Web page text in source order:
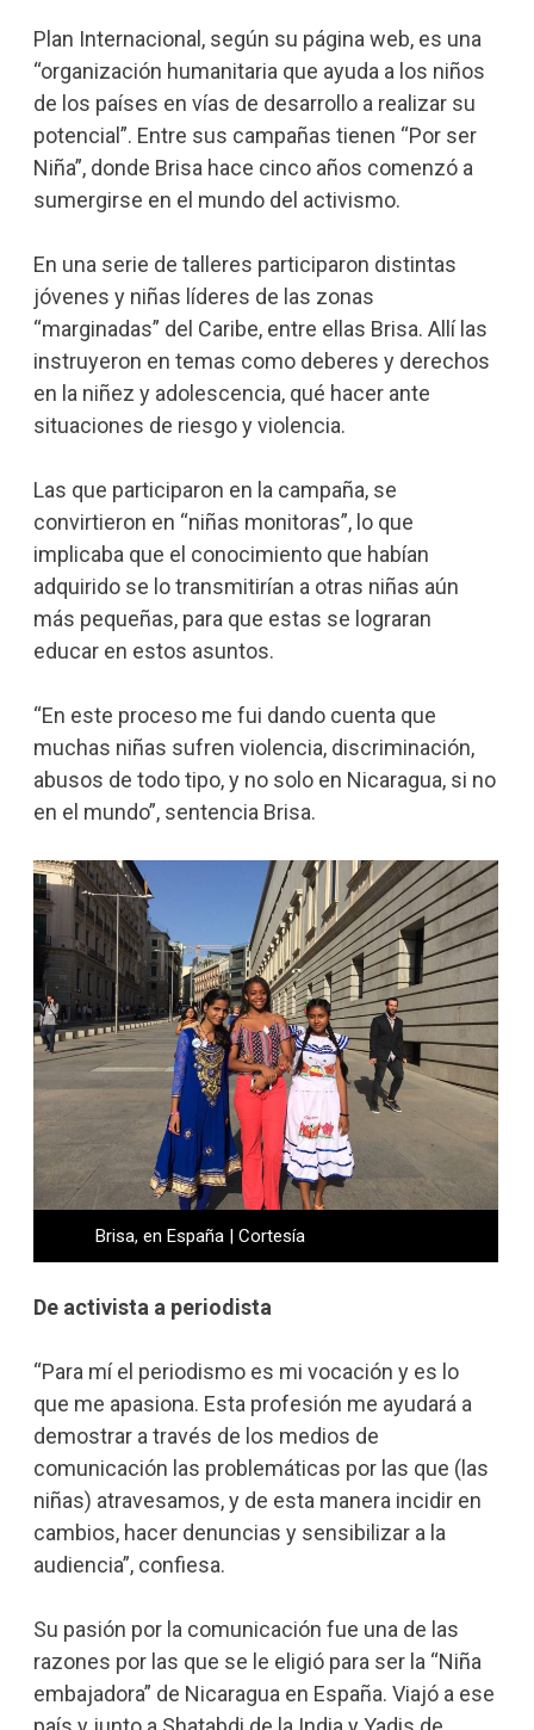
Plan Internacional, según su página web, es una
“organización humanitaria que ayuda a los niños
de los países en vías de desarrollo a realizar su
potencial”. Entre sus campañas tienen “Por ser
Niña”, donde Brisa hace cinco años comenzó a
sumergirse en el mundo del activismo.
En una serie de talleres participaron distintas
jóvenes y niñas líderes de las zonas
“marginadas” del Caribe, entre ellas Brisa. Allí las
instruyeron en temas como deberes y derechos
en la niñez y adolescencia, qué hacer ante
situaciones de riesgo y violencia.
Las que participaron en la campaña, se
convirtieron en “niñas monitoras”, lo que
implicaba que el conocimiento que habían
adquirido se lo transmitirían a otras niñas aún
más pequeñas, para que estas se lograran
educar en estos asuntos.
“En este proceso me fui dando cuenta que
muchas niñas sufren violencia, discriminación,
abusos de todo tipo, y no solo en Nicaragua, si no
en el mundo”, sentencia Brisa.
Brisa, en España | Cortesía
De activista a periodista
“Para mí el periodismo es mi vocación y es lo
que me apasiona. Esta profesión me ayudará a
demostrar a través de los medios de
comunicación las problemáticas por las que (las
niñas) atravesamos, y de esta manera incidir en
cambios, hacer denuncias y sensibilizar a la
audiencia”, confiesa.
Su pasión por la comunicación fue una de las
razones por las que se le eligió para ser la “Niña
embajadora” de Nicaragua en España. Viajó a ese